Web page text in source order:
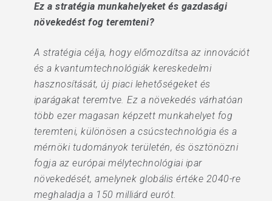
Ez a stratégia munkahelyeket és gazdasági
növekedést fog teremteni?
A stratégia célja, hogy előmozdítsa az innovációt
és a kvantumtechnológiák kereskedelmi
hasznosítását, új piaci lehetőségeket és
iparágakat teremtve. Ez a növekedés várhatóan
több ezer magasan képzett munkahelyet fog
teremteni, különösen a csúcstechnológia és a
mérnöki tudományok területén, és ösztönözni
fogja az európai mélytechnológiai ipar
növekedését, amelynek globális értéke 2040-re
meghaladja a 150 milliárd eurót.